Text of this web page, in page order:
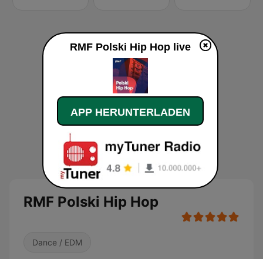
RMF Polski Hip Hop
Dance / EDM
RMF Polski Hip Hop live
APP HERUNTERLADEN